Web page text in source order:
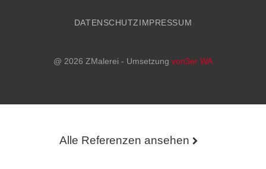
DATENSCHUTZIMPRESSUM
@ 2026 ZMalerei - Umsetzung von3er WA
Alle Referenzen ansehen